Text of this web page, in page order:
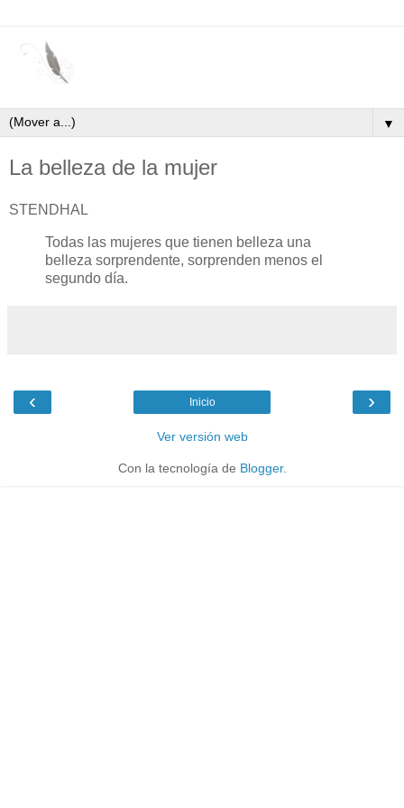
▼
La belleza de la mujer
STENDHAL
Todas las mujeres que tienen belleza una
belleza sorprendente, sorprenden menos el
segundo día.
‹ ›
Inicio
Ver versión web
Con la tecnología de Blogger.